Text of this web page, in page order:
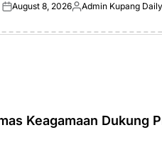
Posted
August 8, 2026Posted
Admin Kupang Daily
Keagamaan Dukung